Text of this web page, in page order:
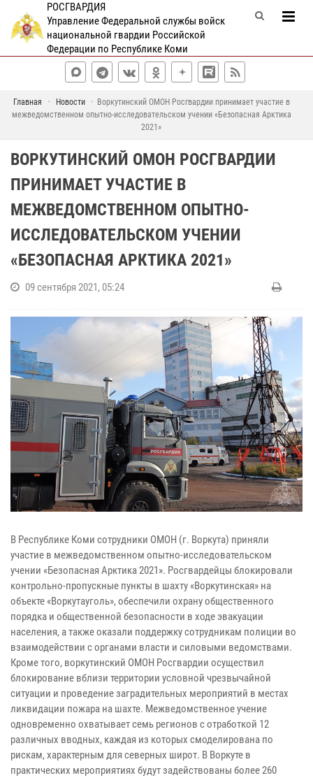
РОСГВАРДИЯ
Управление Федеральной службы войск
национальной гвардии Российской
Федерации по Республике Коми
Главная Новости
Воркутинский ОМОН Росгвардии принимает участие в
межведомственном опытно-исследовательском учении «Безопасная Арктика
2021»
ВОРКУТИНСКИЙ ОМОН РОСГВАРДИИ
ПРИНИМАЕТ УЧАСТИЕ В
МЕЖВЕДОМСТВЕННОМ ОПЫТНО-
ИССЛЕДОВАТЕЛЬСКОМ УЧЕНИИ
«БЕЗОПАСНАЯ АРКТИКА 2021»
09 сентября 2021, 05:24
В Республике Коми сотрудники ОМОН (г. Воркута) приняли
участие в межведомственном опытно-исследовательском
учении «Безопасная Арктика 2021». Росгвардейцы блокировали
контрольно-пропускные пункты в шахту «Воркутинская» на
объекте «Воркутауголь», обеспечили охрану общественного
порядка и общественной безопасности в ходе эвакуации
населения, а также оказали поддержку сотрудникам полиции во
взаимодействии с органами власти и силовыми ведомствами.
Кроме того, воркутинский ОМОН Росгвардии осуществил
блокирование вблизи территории условной чрезвычайной
ситуации и проведение заградительных мероприятий в местах
ликвидации пожара на шахте. Межведомственное учение
одновременно охватывает семь регионов с отработкой 12
различных вводных, каждая из которых смоделирована по
рискам, характерным для северных широт. В Воркуте в
практических мероприятиях будут задействованы более 260